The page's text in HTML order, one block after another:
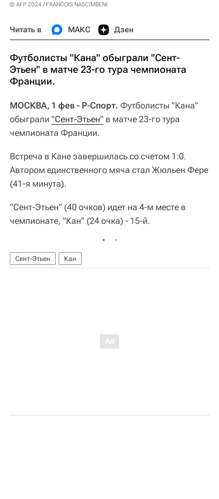
© AFP 2024 / FRANCOIS NASCIMBENI
Читать в МАКС Дзен
Футболисты "Кана" обыграли "Сент-
Этьен" в матче 23-го тура чемпионата
Франции.
МОСКВА, 1 фев - Р-Спорт. Футболисты "Кана"
обыграли "Сент-Этьен" в матче 23-го тура
чемпионата Франции.
Встреча в Кане завершилась со счетом 1:0.
Автором единственного мяча стал Жюльен Фере
(41-я минута).
"Сент-Этьен" (40 очков) идет на 4-м месте в
чемпионате, "Кан" (24 очка) - 15-й.
Сент-Этьен Кан